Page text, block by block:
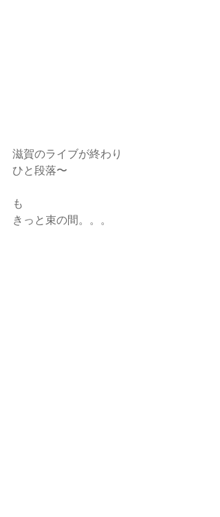
滋賀のライブが終わり
ひと段落〜
も
きっと束の間。。。